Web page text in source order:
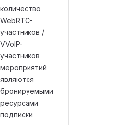
количество
WebRTC-
участников /
VVoIP-
участников
мероприятий
являются
бронируемыми
ресурсами
подписки